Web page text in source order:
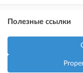
Полезные ссылки